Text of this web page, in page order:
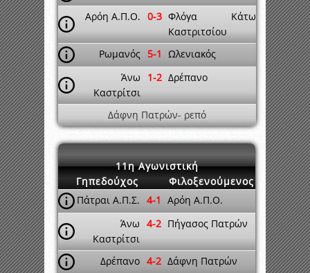
Αρόη Α.Π.Ο. 0-3 Φλόγα Κάτω
Καστριτσίου
Ρωμανός 5-1 Ωλενιακός
Άνω
Καστρίτσι
1-2 Δρέπανο
Δάφνη Πατρών- ρεπό
11η Αγωνιστική
Γηπεδούχος
Φιλοξενούμενος
Πάτραι Α.Π.Σ. 4-1 Αρόη Α.Π.Ο.
Άνω
Καστρίτσι
4-2 Πήγασος Πατρών
Δρέπανο 4-2 Δάφνη Πατρών